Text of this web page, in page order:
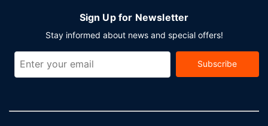
Sign Up for Newsletter
Stay informed about news and special offers!
Subscribe